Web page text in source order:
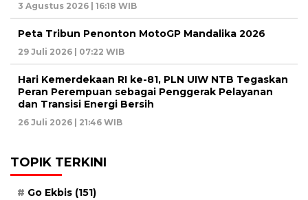
3 Agustus 2026 | 16:18 WIB
Peta Tribun Penonton MotoGP Mandalika 2026
29 Juli 2026 | 07:22 WIB
Hari Kemerdekaan RI ke-81, PLN UIW NTB Tegaskan
Peran Perempuan sebagai Penggerak Pelayanan
dan Transisi Energi Bersih
26 Juli 2026 | 21:46 WIB
TOPIK TERKINI
Go Ekbis (151)